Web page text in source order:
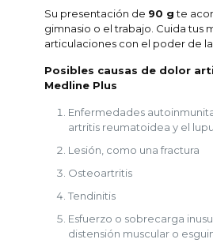
Su presentación de 90 gte
gimnasio o el trabajo. Cuida tus
articulaciones con el poder de la
Posibles causas de dolor
Medline Plus
Enfermedades
artritis reumatoidea y el
Lesión, como una fractura
Osteoartritis
Tendinitis
Esfuerzo o sobrecarga
distensión muscular o